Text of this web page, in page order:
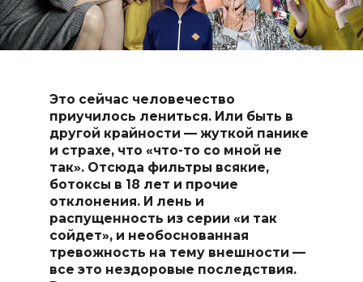
Это сейчас человечество
приучилось лениться. Или быть в
другой крайности — жуткой панике
и страхе, что «что-то со мной не
так». Отсюда фильтры всякие,
ботоксы в 18 лет и прочие
отклонения. И лень и
распущенность из серии «и так
сойдет», и необоснованная
тревожность на тему внешности —
все это нездоровые последствия.